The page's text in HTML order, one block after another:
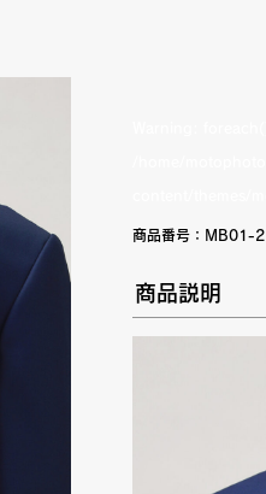
商品番号： MB01-2
商品説明